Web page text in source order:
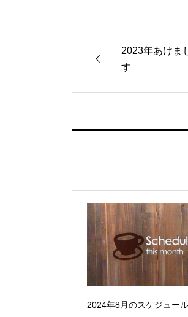
2023年あけま
す
2024年8月のスケジュール